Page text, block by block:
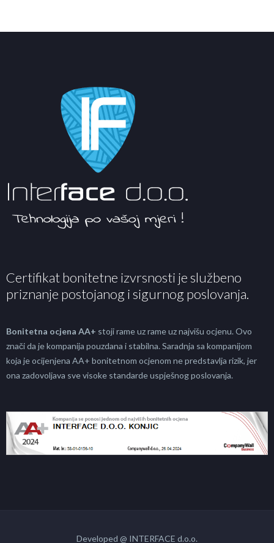
Certifikat bonitetne izvrsnosti je službeno
priznanje postojanog i sigurnog poslovanja.
Bonitetna ocjena AA+ stoji rame uz rame uz najvišu ocjenu. Ovo
znači da je kompanija pouzdana i stabilna. Saradnja sa kompanijom
koja je ocijenjena AA+ bonitetnom ocjenom ne predstavlja rizik, jer
ona zadovoljava sve visoke standarde uspješnog poslovanja.
Developed @ INTERFACE d.o.o.